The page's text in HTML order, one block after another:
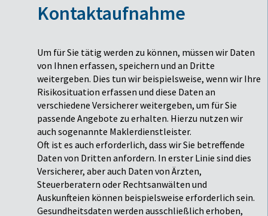
Kontaktaufnahme
Um für Sie tätig werden zu können, müssen wir Daten
von Ihnen erfassen, speichern und an Dritte
weitergeben. Dies tun wir beispielsweise, wenn wir Ihre
Risikosituation erfassen und diese Daten an
verschiedene Versicherer weitergeben, um für Sie
passende Angebote zu erhalten. Hierzu nutzen wir
auch sogenannte Maklerdienstleister.
Oft ist es auch erforderlich, dass wir Sie betreffende
Daten von Dritten anfordern. In erster Linie sind dies
Versicherer, aber auch Daten von Ärzten,
Steuerberatern oder Rechtsanwälten und
Auskunfteien können beispielsweise erforderlich sein.
Gesundheitsdaten werden ausschließlich erhoben,